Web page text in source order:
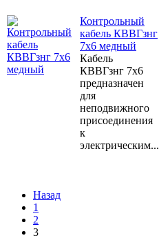
Контрольный
кабель КВВГзнг
7х6 медный
Кабель
КВВГзнг 7х6
предназначен
для
неподвижного
присоединения
к
электрическим...
Назад
1
2
3